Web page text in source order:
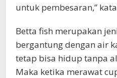
untuk pembesaran,”
Betta fish merupakan
bergantung dengan air
tetap bisa hidup tanpa
Maka ketika merawat